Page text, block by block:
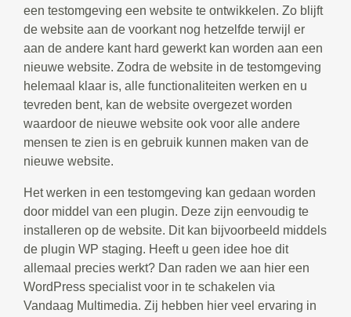
een testomgeving een website te ontwikkelen. Zo blijft
de website aan de voorkant nog hetzelfde terwijl er
aan de andere kant hard gewerkt kan worden aan een
nieuwe website. Zodra de website in de testomgeving
helemaal klaar is, alle functionaliteiten werken en u
tevreden bent, kan de website overgezet worden
waardoor de nieuwe website ook voor alle andere
mensen te zien is en gebruik kunnen maken van de
nieuwe website.
Het werken in een testomgeving kan gedaan worden
door middel van een plugin. Deze zijn eenvoudig te
installeren op de website. Dit kan bijvoorbeeld middels
de plugin WP staging. Heeft u geen idee hoe dit
allemaal precies werkt? Dan raden we aan hier een
WordPress specialist voor in te schakelen via
Vandaag Multimedia. Zij hebben hier veel ervaring in